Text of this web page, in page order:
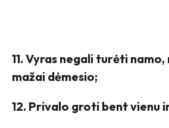
11. Vyras negali turėti namo,
mažai dėmesio;
12. Privalo groti bent vienu